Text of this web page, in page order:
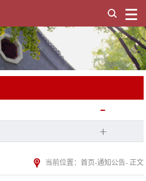
当前位置： 首页-通知公告- 正文